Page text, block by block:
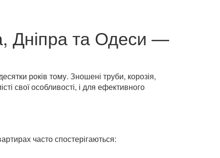
Дніпра та Одеси —
років тому. Зношені труби, корозія,
свої особливості, і для ефективного
часто спостерігаються: